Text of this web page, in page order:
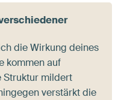
die Wirkung deines
kommen auf
Struktur mildert
verstärkt die